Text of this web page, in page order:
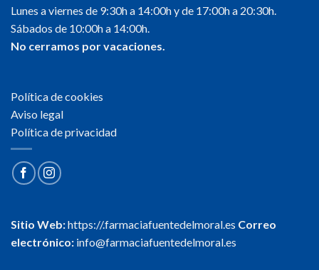
Lunes a viernes de 9:30h a 14:00h y de 17:00h a 20:30h.
Sábados de 10:00h a 14:00h.
No cerramos por vacaciones.
Política de cookies
Aviso legal
Política de privacidad
Sitio Web:https://.farmaciafuentedelmoral.es Correo
electrónico: info@farmaciafuentedelmoral.es